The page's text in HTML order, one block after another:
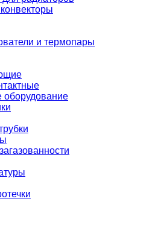
и термопары
оборудование